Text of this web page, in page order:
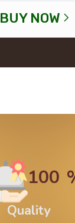
BUY NOW
100
Quality